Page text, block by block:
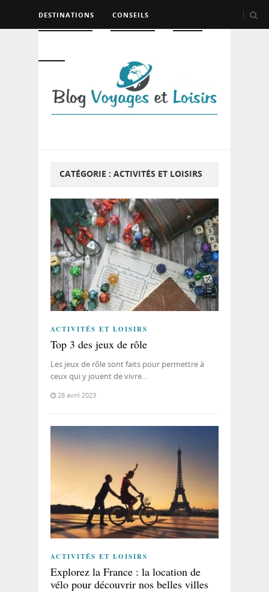
DESTINATIONS CONSEILS
CATÉGORIE : ACTIVITÉS ET LOISIRS
ACTIVITÉS ET LOISIRS
Top 3 des jeux de rôle
Les jeux de rôle sont faits pour permettre à
ceux qui y jouent de vivre…
28 avril 2023
ACTIVITÉS ET LOISIRS
Explorez la France : la location de
vélo pour découvrir nos belles villes